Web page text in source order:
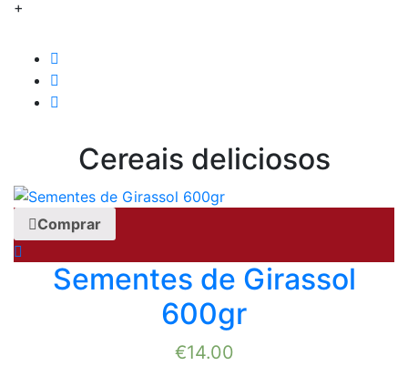
+
Cereais deliciosos
Comprar
Sementes de Girassol
600gr
€14.00